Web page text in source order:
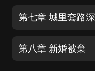
第七章 城里套路深
第八章 新婚被棄